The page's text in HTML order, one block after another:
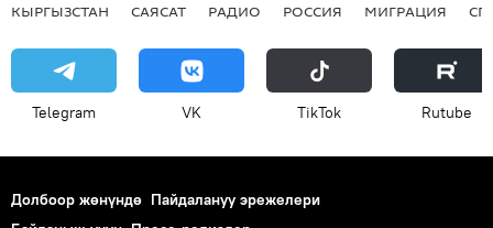
КЫРГЫЗСТАН САЯСАТ РАДИО РОССИЯ МИГРАЦИЯ
Telegram VK ТikТоk Rutube
Долбоор жөнүндө Пайдалануу эрежелери